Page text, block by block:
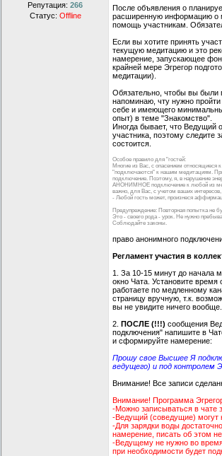
Репутация: 266
Статус: Offline
После объявления о
расширенную информацию о
помощь участникам.
Если вы хотите принять
текущую медитацию и это
намерение, запускающее
крайней мере Эгрегор
медитации).
Обязательно, чтобы вы были
напоминаю, чту нужно пройти
себе и имеющего
опыт) в теме "Знакомство".
Иногда бывает, что Ведущий
участника, поэтому следите
состоится.
Особое правило для "гостей:
Многие из Вас, с опасением относящиеся
"подключаются" к нашим медитациям.
подключение. Поэтому, я, в нарушение
АНОНИМНОЕ подключение к любой из
важно, для Вас, с учетом ваших
- Любой гость может, произнеся
Предупреждение: Повторная попытка не
Это - своего рода - урок. Не нужно
Соблюдайте законы.
право анонимного
Регламент участия в
1. За 10-15 минут до начала
окно Чата. Установите
работаете по медленному
страницу вручную, т.к.
вы не увидите ничего вообще.
2. ПОСЛЕ (!!!) сообщения
подключения" напишите в
и сформируйте намерение:
Прошу свое Высшее Я
ведущего) и под контролем
Внимание! Все записи
Внимание! Программа
-Можно записываться в чате
-Ведущий (соведущие) могут
-Для зарядки воды
намерение, писать об этом
-Ведущему не нужно во время
при необходимости будет